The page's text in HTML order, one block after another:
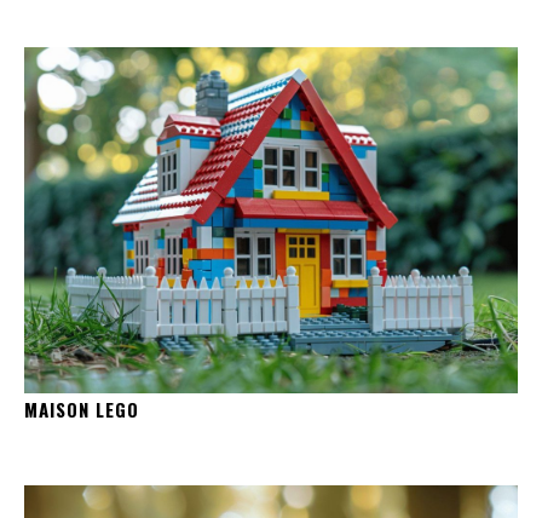
MAISON LEGO